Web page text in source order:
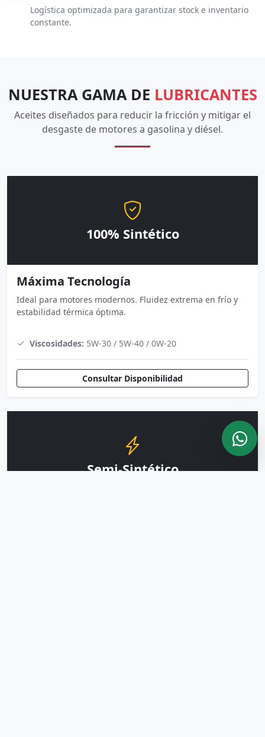
Logística optimizada para garantizar stock e inventario
constante.
NUESTRA GAMA DE LUBRICANTES
Aceites diseñados para reducir la fricción y mitigar el
desgaste de motores a gasolina y diésel.
100% Sintético
Máxima Tecnología
Ideal para motores modernos. Fluidez extrema en frío y
estabilidad térmica óptima.
Viscosidades: 5W-30 / 5W-40 / 0W-20
Consultar Disponibilidad
Semi-Sintético